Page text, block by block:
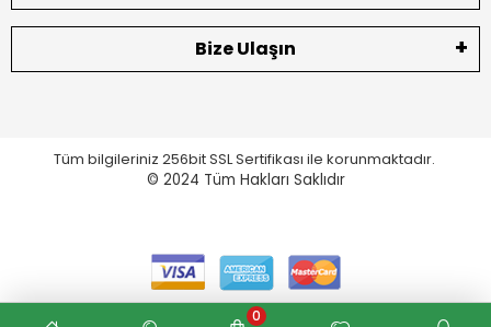
Bize Ulaşın
Tüm bilgileriniz 256bit SSL Sertifikası ile korunmaktadır.
© 2024 Tüm Hakları Saklıdır
0